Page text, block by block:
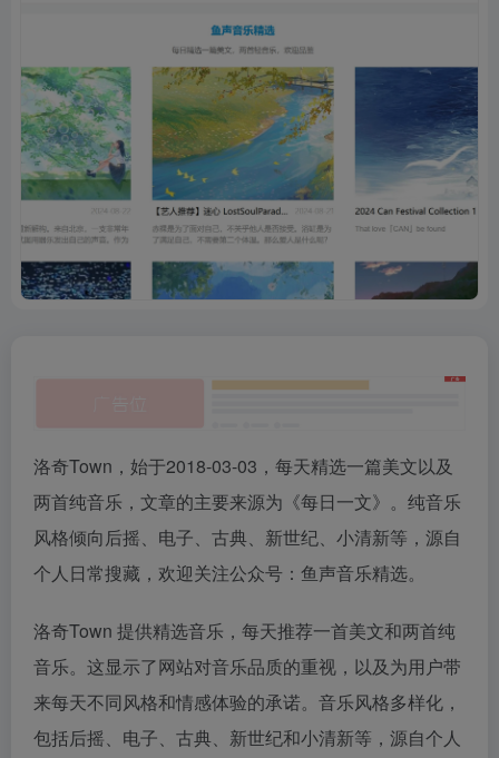
洛奇Town，始于2018-03-03，每天精选一篇美文以及
两首纯音乐，文章的主要来源为《每日一文》。纯音乐
风格倾向后摇、电子、古典、新世纪、小清新等，源自
个人日常搜藏，欢迎关注公众号：鱼声音乐精选。
洛奇Town 提供精选音乐，每天推荐一首美文和两首纯
音乐。这显示了网站对音乐品质的重视，以及为用户带
来每天不同风格和情感体验的承诺。音乐风格多样化，
包括后摇、电子、古典、新世纪和小清新等，源自个人